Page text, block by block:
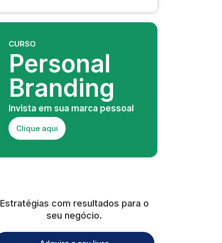
CURSO
Personal
Branding
Invista em sua marca pessoal
Clique aqui
Estratégias com resultados para o
seu negócio.